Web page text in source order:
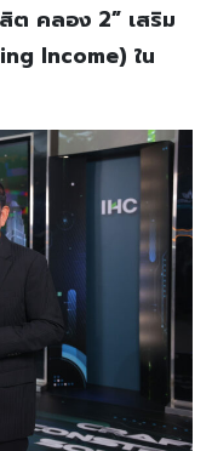
ต คลอง 2” เสริม
Income) ใน